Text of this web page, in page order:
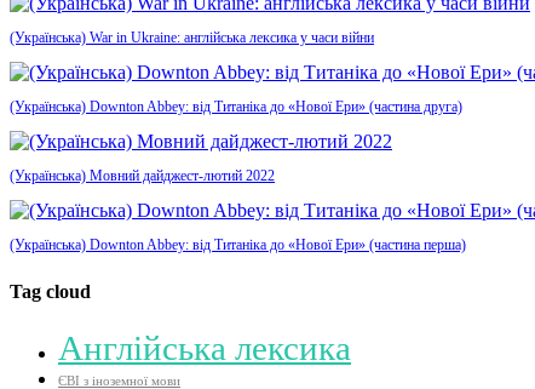
(Українська) War in Ukraine: англійська лексика у часи війни
(Українська) Downton Abbey: від Титаніка до «Нової Ери» (частина друга)
(Українська) Мовний дайджест-лютий 2022
(Українська) Downton Abbey: від Титаніка до «Нової Ери» (частина перша)
Tag cloud
Aнглійська лексика
ЄВІ з іноземної мови